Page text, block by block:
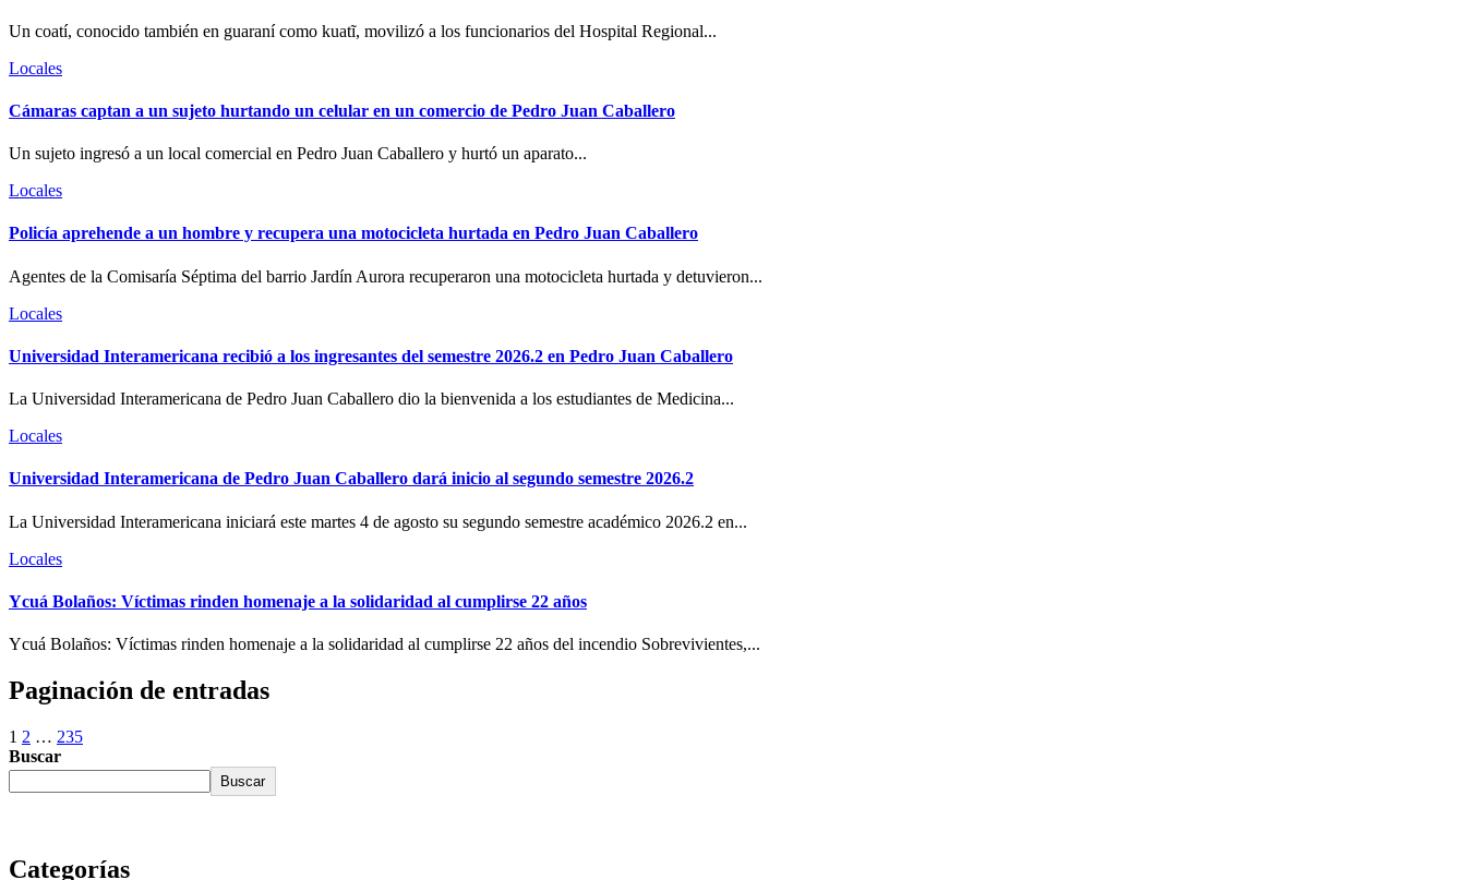
Un coatí, conocido también en guaraní como kuatĩ, movilizó a los funcionarios del Hospital Regional...
Locales
Cámaras captan a un sujeto hurtando un celular en un comercio de Pedro Juan Caballero
Un sujeto ingresó a un local comercial en Pedro Juan Caballero y hurtó un aparato...
Locales
Policía aprehende a un hombre y recupera una motocicleta hurtada en Pedro Juan Caballero
Agentes de la Comisaría Séptima del barrio Jardín Aurora recuperaron una motocicleta hurtada y detuvieron...
Locales
Universidad Interamericana recibió a los ingresantes del semestre 2026.2 en Pedro Juan Caballero
La Universidad Interamericana de Pedro Juan Caballero dio la bienvenida a los estudiantes de Medicina...
Locales
Universidad Interamericana de Pedro Juan Caballero dará inicio al segundo semestre 2026.2
La Universidad Interamericana iniciará este martes 4 de agosto su segundo semestre académico 2026.2 en...
Locales
Ycuá Bolaños: Víctimas rinden homenaje a la solidaridad al cumplirse 22 años
Ycuá Bolaños: Víctimas rinden homenaje a la solidaridad al cumplirse 22 años del incendio Sobrevivientes,...
Paginación de entradas
1 2 … 235
Buscar
Buscar
Categorías